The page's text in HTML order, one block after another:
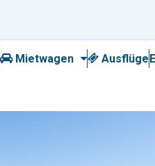
Mietwagen Ausflüge